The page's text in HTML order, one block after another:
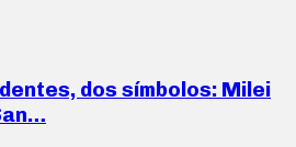
dos símbolos: Milei